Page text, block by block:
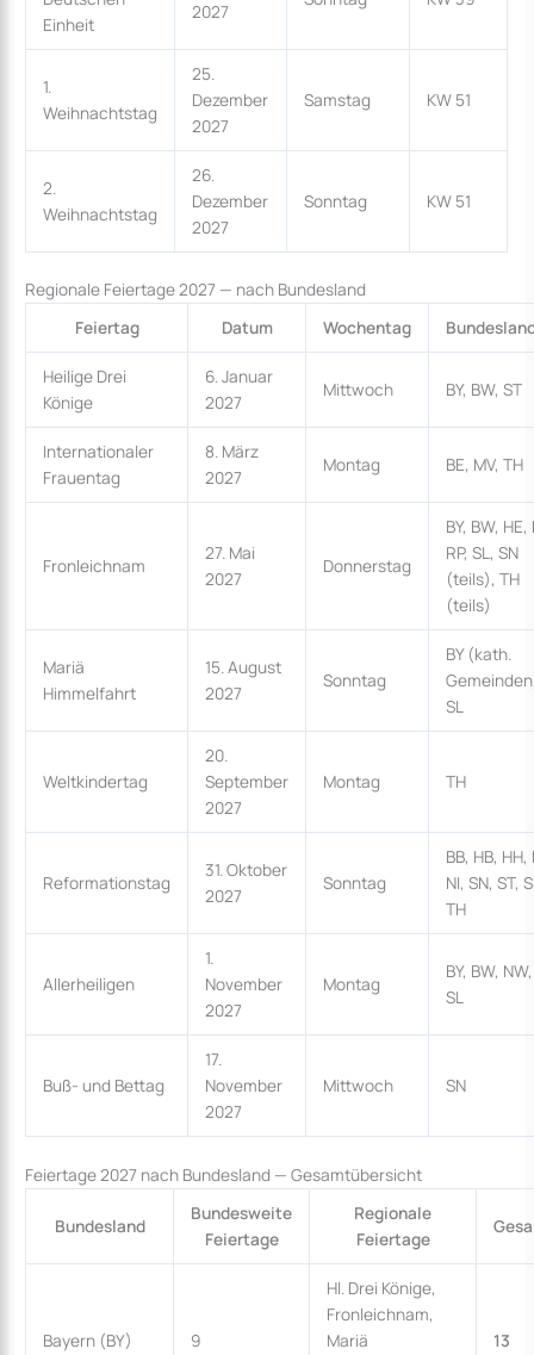
Einheit
2027
1.
Weihnachtstag
25.
Dezember
2027
Samstag KW 51
2.
Weihnachtstag
26.
Dezember
2027
Sonntag KW 51
Regionale Feiertage 2027 — nach Bundesland
Feiertag
Datum Wochentag
Heilige Drei
Könige
6. Januar
2027
Mittwoch BY, BW, ST
Internationaler
Frauentag
8. März
2027
Montag BE, MV, TH
Fronleichnam
27. Mai
2027
Donnerstag
BY, BW, HE,
RP, SL, SN
(teils), TH
(teils)
Mariä
Himmelfahrt
15. August
2027
Sonntag
BY (kath.
SL
Weltkindertag
20.
September
2027
Montag TH
Reformationstag
31. Oktober
2027
Sonntag
BB, HB, HH,
NI, SN, ST,
TH
Allerheiligen
1.
November
2027
Montag
BY, BW,
SL
Buß- und Bettag
17.
November
2027
Mittwoch SN
Feiertage 2027 nach Bundesland — Gesamtübersicht
Bundesland
Bundesweite
Feiertage
Regionale
Feiertage
Bayern (BY) 9
Hl. Drei Könige,
Fronleichnam,
Mariä
13